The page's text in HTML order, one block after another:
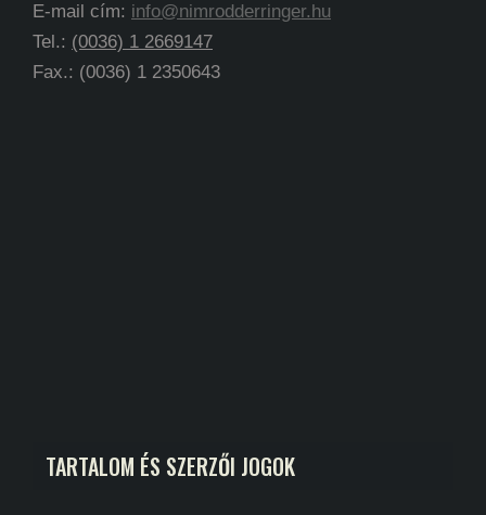
E-mail cím: info@nimrodderringer.hu
Tel.: (0036) 1 2669147
Fax.: (0036) 1 2350643
TARTALOM ÉS SZERZŐI JOGOK